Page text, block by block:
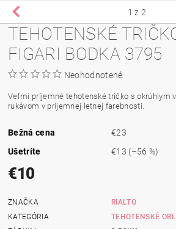
1 z 2
TEHOTENSKÉ
FIGARI BODKA 3795
Neohodnotené
Veľmi príjemné tehotenské tričko s okrúhlym
rukávom v príjemnej letnej farebnosti
Bežná cena
€23
Ušetríte
€13 (–56 %)
€10
ZNAČKA
RIALTO
KATEGÓRIA
TEHOTENSKÉ